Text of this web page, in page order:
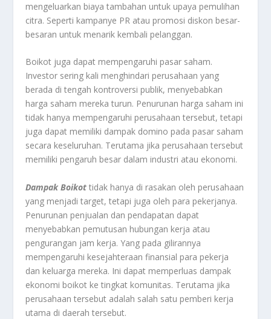
mengeluarkan biaya tambahan untuk upaya pemulihan
citra. Seperti kampanye PR atau promosi diskon besar-
besaran untuk menarik kembali pelanggan.
Boikot juga dapat mempengaruhi pasar saham.
Investor sering kali menghindari perusahaan yang
berada di tengah kontroversi publik, menyebabkan
harga saham mereka turun. Penurunan harga saham ini
tidak hanya mempengaruhi perusahaan tersebut, tetapi
juga dapat memiliki dampak domino pada pasar saham
secara keseluruhan. Terutama jika perusahaan tersebut
memiliki pengaruh besar dalam industri atau ekonomi.
Dampak Boikot tidak hanya di rasakan oleh perusahaan
yang menjadi target, tetapi juga oleh para pekerjanya.
Penurunan penjualan dan pendapatan dapat
menyebabkan pemutusan hubungan kerja atau
pengurangan jam kerja. Yang pada gilirannya
mempengaruhi kesejahteraan finansial para pekerja
dan keluarga mereka. Ini dapat memperluas dampak
ekonomi boikot ke tingkat komunitas. Terutama jika
perusahaan tersebut adalah salah satu pemberi kerja
utama di daerah tersebut.